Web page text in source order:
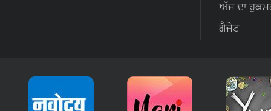
ਅੱਜ ਦਾ
ਗੈਜੇਟ